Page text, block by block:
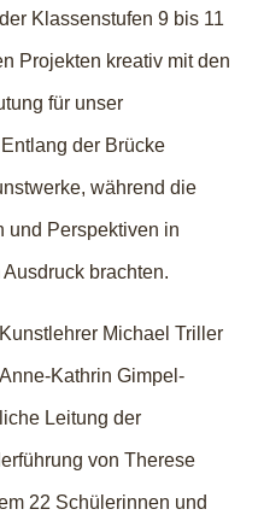
Klassenstufen 9 bis 11
Projekten kreativ mit den
für unser
der Brücke
während die
und Perspektiven in
brachten.
Michael Triller
Kathrin Gimpel-
Leitung der
von Therese
22 Schülerinnen und